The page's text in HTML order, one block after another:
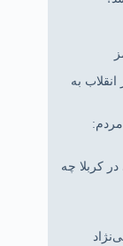
به
کربلا چه